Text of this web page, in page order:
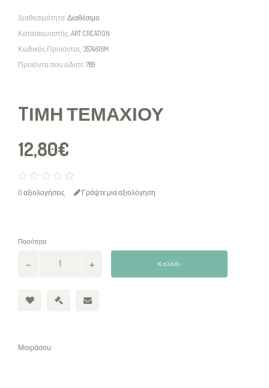
Διαθεσιμότητα:Διαθέσιμο
Κατασκευαστής:ART CREATION
Κωδικός Προϊόντος:3574616M
Προϊόντα που είδατε:789
TΙΜΉ ΤΕΜΑΧΊΟΥ
12,80€
0 αξιολογήσεις Γράψτε μια αξιολόγηση
Ποσότητα
Καλάθι
Μοιράσου: